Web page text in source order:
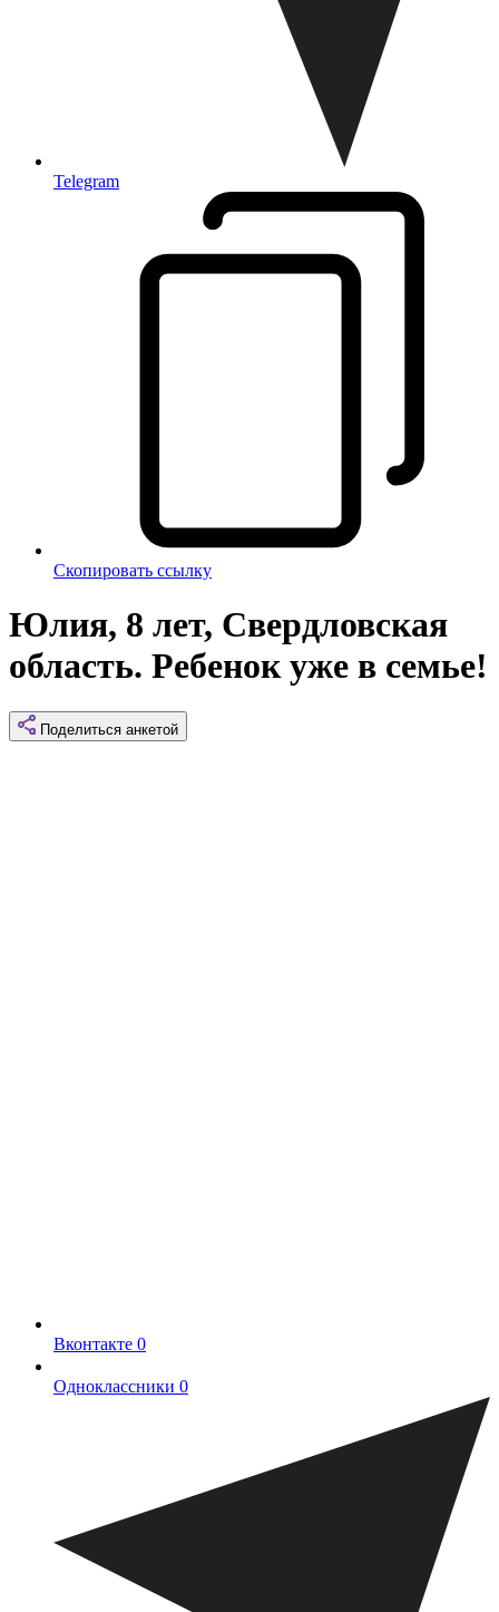
Telegram
Скопировать ссылку
Юлия, 8 лет, Свердловская
область. Ребенок уже в семье!
Поделиться анкетой
Вконтакте 0
Одноклассники 0